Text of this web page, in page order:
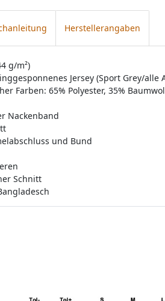
Herstellerangaben
g/m²)
Jersey (Sport Grey/alle
Farben: 65% Polyester, 35%
Nackenband
und Bund
Schnitt